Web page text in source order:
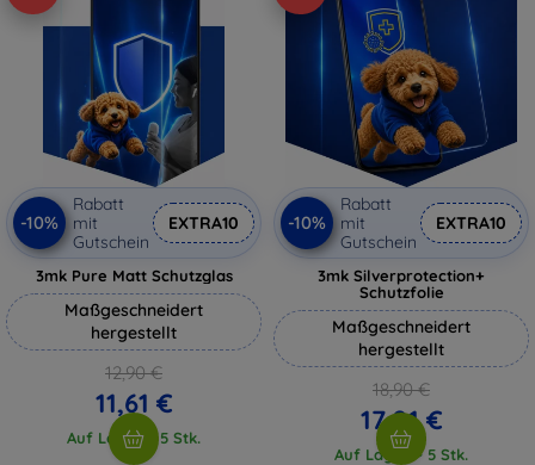
-10%
Rabatt
mit
Gutschein
EXTRA10
3mk Pure Matt Schutzglas
Maßgeschneidert
hergestellt
12,90 €
11,61 €
Auf Lager > 5 Stk.
-10%
Rabatt
mit
Gutschein
EXTRA10
3mk Silverprotection+
Schutzfolie
Maßgeschneidert
hergestellt
18,90 €
17,01 €
Auf Lager > 5 Stk.